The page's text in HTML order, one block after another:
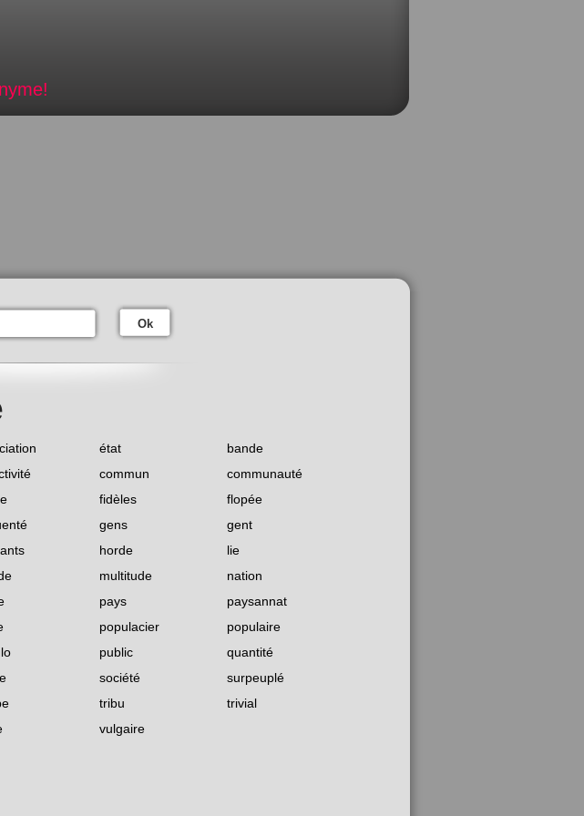
Ok
état
bande
commun
communauté
fidèles
flopée
gens
gent
horde
lie
multitude
nation
pays
paysannat
populacier
populaire
public
quantité
société
surpeuplé
tribu
trivial
vulgaire